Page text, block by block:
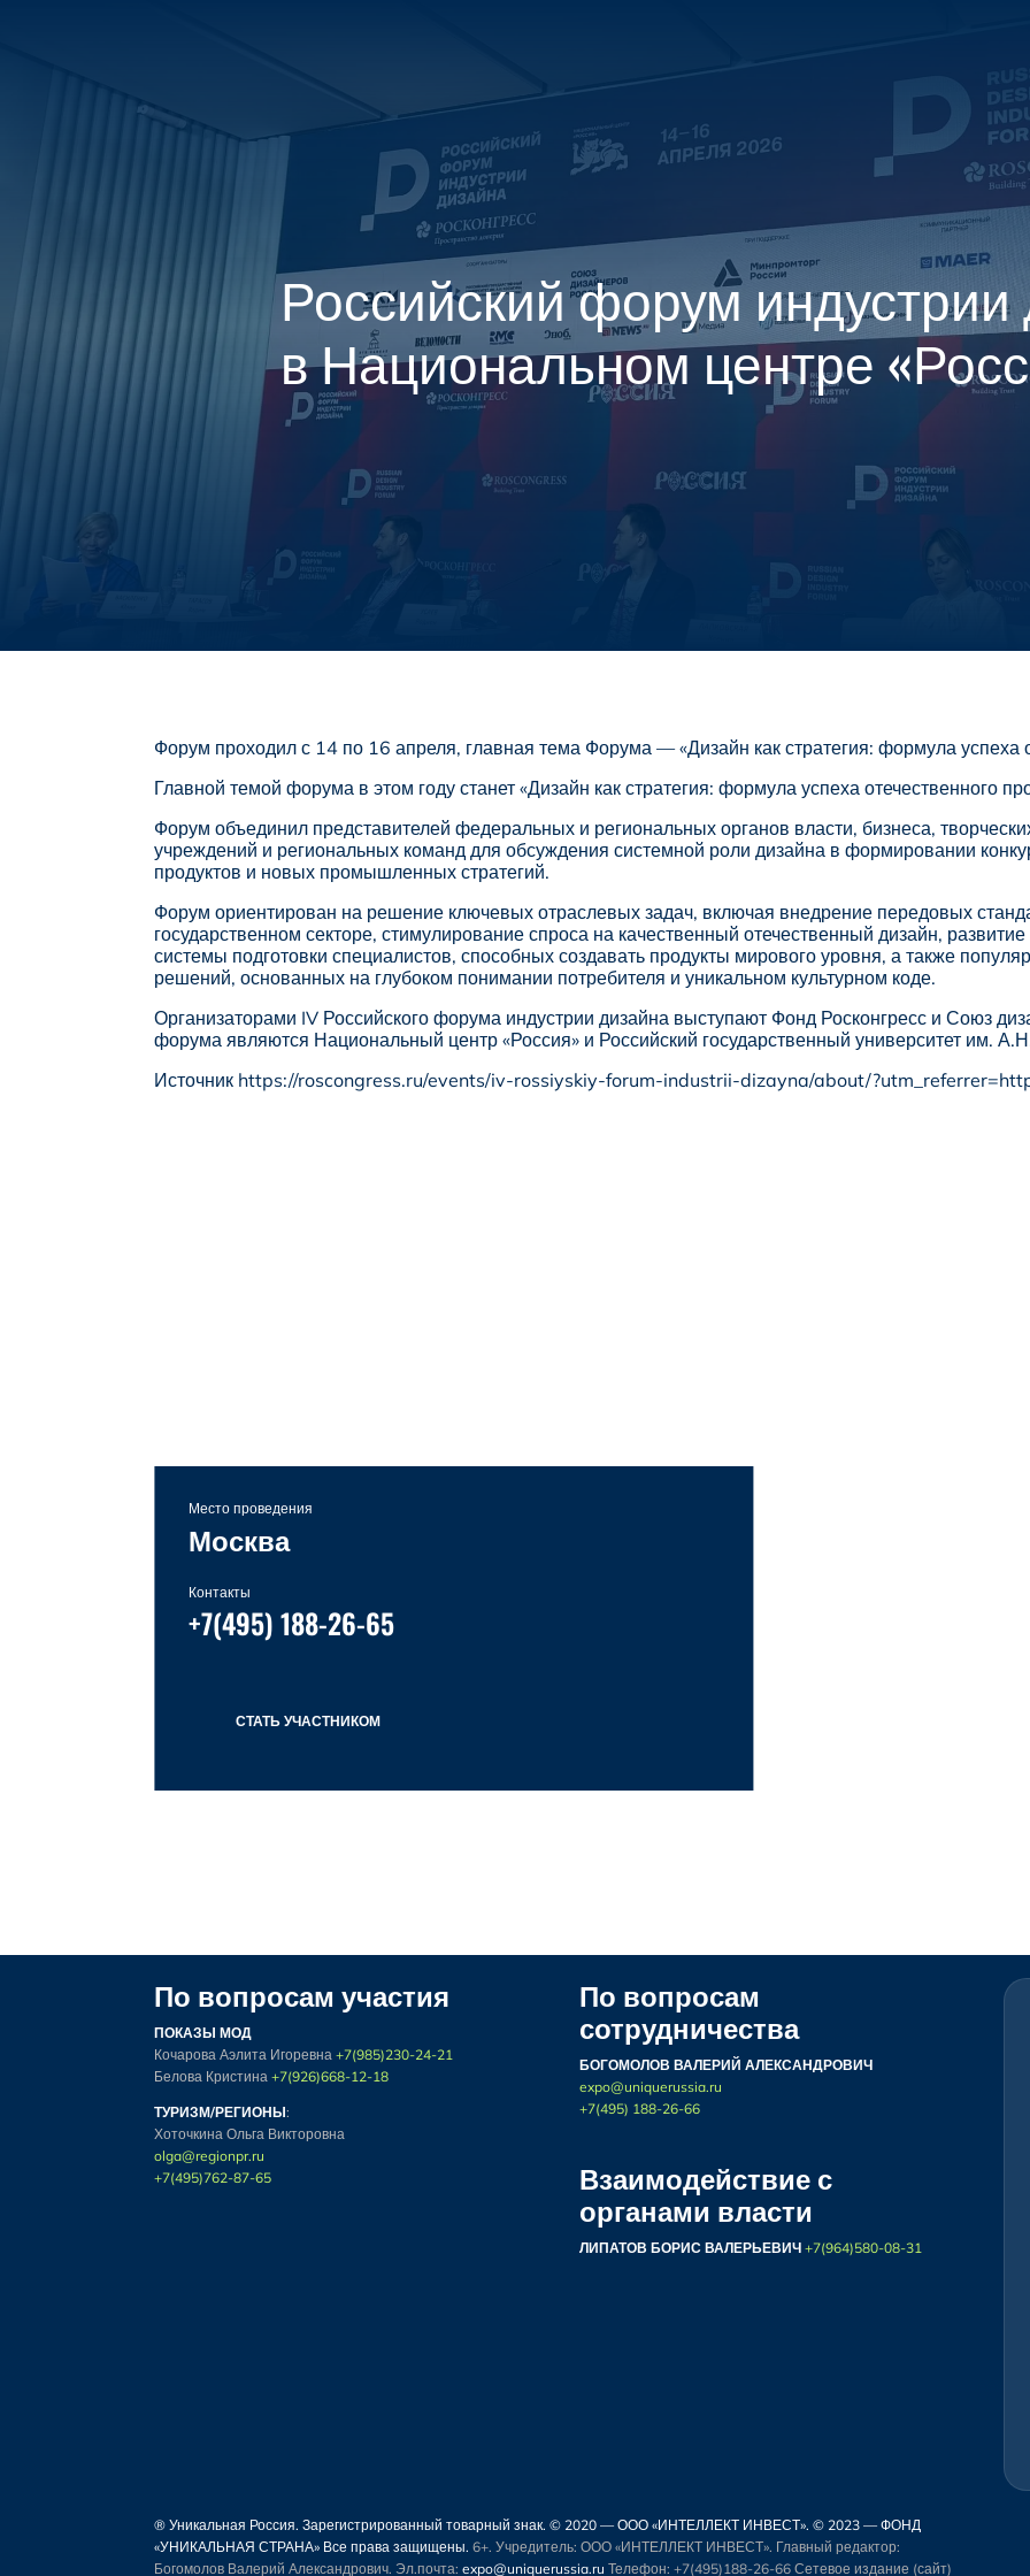
Российский форум индустрии
в Национальном центре
Форум проходил с 14 по 16 апреля, главная тема Форума — «Дизайн как стратегия: формула успеха
Главной темой форума в этом году станет «Дизайн как стратегия: формула успеха отечественного
Форум объединил представителей федеральных и региональных органов власти, бизнеса,
учреждений и региональных команд для обсуждения системной роли дизайна в формировании
продуктов и новых промышленных стратегий.
Форум ориентирован на решение ключевых отраслевых задач, включая внедрение передовых
государственном секторе, стимулирование спроса на качественный отечественный дизайн,
системы подготовки специалистов, способных создавать продукты мирового уровня, а также
решений, основанных на глубоком понимании потребителя и уникальном культурном коде.
Организаторами IV Российского форума индустрии дизайна выступают Фонд Росконгресс и Союз
форума являются Национальный центр «Россия» и Российский государственный университет им.
Источник https://roscongress.ru/events/iv-rossiyskiy-forum-industrii-dizayna/about/
Место проведения
Москва
Контакты
+7(495) 188-26-65
СТАТЬ УЧАСТНИКОМ
По вопросам участия
ПОКАЗЫ МОД
Кочарова Аэлита Игоревна+7(985)230-24-21
Белова Кристина+7(926)668-12-18
ТУРИЗМ/РЕГИОНЫ:
Хоточкина Ольга Викторовна
olga@regionpr.ru
+7(495)762-87-65
По вопросам
сотрудничества
БОГОМОЛОВ ВАЛЕРИЙ АЛЕКСАНДРОВИЧ
expo@uniquerussia.ru
+7(495) 188-26-66
Взаимодействие с
органами власти
ЛИПАТОВ БОРИС ВАЛЕРЬЕВИЧ +7(964)580-08-31
® Уникальная Россия. Зарегистрированный товарный знак. © 2020 — ООО «ИНТЕЛЛЕКТ ИНВЕСТ». © 2023 — ФОНД
«УНИКАЛЬНАЯ СТРАНА» Все права защищены. 6+. Учредитель: ООО «ИНТЕЛЛЕКТ ИНВЕСТ». Главный редактор:
Богомолов Валерий Александрович. Эл.почта:expo@uniquerussia.ru Телефон: +7(495)188-26-66Сетевое издание (сайт)